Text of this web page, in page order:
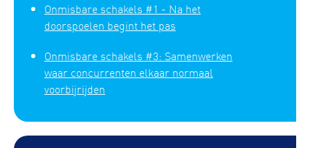
Onmisbare schakels #1 - Na het
doorspoelen begint het pas
Onmisbare schakels #3: Samenwerken
waar concurrenten elkaar normaal
voorbijrijden